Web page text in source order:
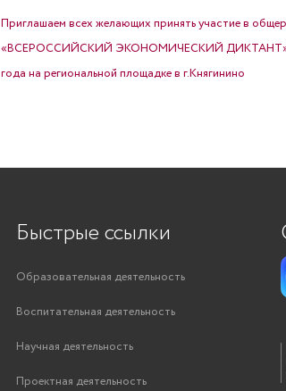
Приглашаем всех желающих принять участие в
«ВСЕРОССИЙСКИЙ ЭКОНОМИЧЕСКИЙ ДИКТАНТ»
года на региональной площадке в г.Княгинино
Быстрые ссылки
Образовательная деятельность
Воспитательная деятельность
Научная деятельность
Проектная деятельность